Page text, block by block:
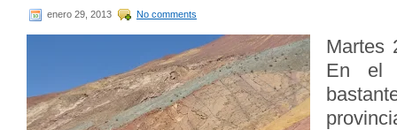
enero 29, 2013 No comments
Martes
En el